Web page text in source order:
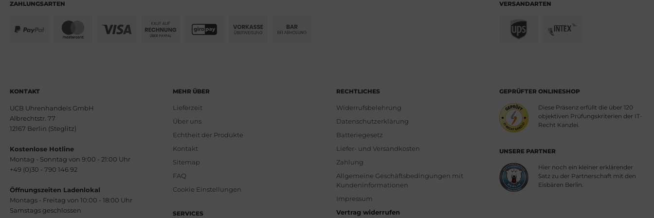
ZAHLUNGSARTEN VERSANDARTEN
KONTAKT
UCB Uhrenhandels GmbH
Albrechtstr. 77
12167 Berlin (Steglitz)
Kostenlose Hotline
Montag - Sonntag von 9:00 - 21:00 Uhr
+49 (0)30 - 790 146 92
Öffnungszeiten Ladenlokal
Montags - Freitag von 10:00 - 18:00 Uhr
Samstags geschlossen
MEHR ÜBER
Lieferzeit
Über uns
Echtheit der Produkte
Kontakt
Sitemap
FAQ
Cookie Einstellungen
SERVICES
RECHTLICHES
Widerrufsbelehrung
Datenschutzerklärung
Batteriegesetz
Liefer- und Versandkosten
Zahlung
Allgemeine Geschäftsbedingungen mit
Kundeninformationen
Impressum
Vertrag widerrufen
GEPRÜFTER ONLINESHOP
Diese Präsenz erfüllt die über 120
objektiven Prüfungskriterien der IT-
Recht Kanzlei.
UNSERE PARTNER
Hier noch ein kleiner erklärender
Satz zu der Partnerschaft mit den
Eisbären Berlin.